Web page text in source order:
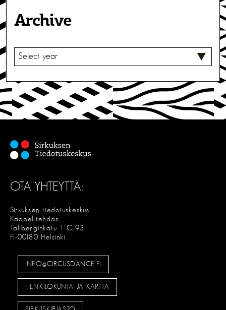
Archive
V
I
S
OTA YHTEYTTÄ:
Sirkuksen tiedotuskeskus
Kaapelitehdas
Tallberginkatu 1 C 93
FI-00180 Helsinki
INFO@CIRCUSDANCE.FI
HENKILÖKUNTA JA KARTTA